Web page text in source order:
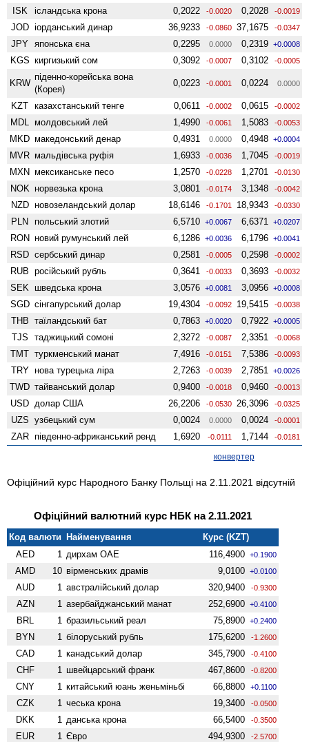
ISK ісландська крона 0,2022 -0.0020 0,2028 -0.0019
JOD іорданський динар 36,9233 -0.0860 37,1675 -0.0347
JPY японська єна 0,2295 0.0000 0,2319 +0.0008
KGS киргизький сом 0,3092 -0.0007 0,3102 -0.0005
KRW
піденно-корейська вона
(Корея)
0,0223 -0.0001 0,0224 0.0000
KZT казахстанський тенге 0,0611 -0.0002 0,0615 -0.0002
MDL молдовський лей 1,4990 -0.0061 1,5083 -0.0053
MKD македонський денар 0,4931 0.0000 0,4948 +0.0004
MVR мальдівська руфія 1,6933 -0.0036 1,7045 -0.0019
MXN мексиканське песо 1,2570 -0.0228 1,2701 -0.0130
NOK норвезька крона 3,0801 -0.0174 3,1348 -0.0042
NZD ново­зеландський долар 18,6146 -0.1701 18,9343 -0.0330
PLN польський злотий 6,5710 +0.0067 6,6371 +0.0207
RON новий румунський лей 6,1286 +0.0036 6,1796 +0.0041
RSD сербський динар 0,2581 -0.0005 0,2598 -0.0002
RUB російський рубль 0,3641 -0.0033 0,3693 -0.0032
SEK шведська крона 3,0576 +0.0081 3,0956 +0.0008
SGD сінгапурський долар 19,4304 -0.0092 19,5415 -0.0038
THB таїландський бат 0,7863 +0.0020 0,7922 +0.0005
TJS таджицький сомоні 2,3272 -0.0087 2,3351 -0.0068
TMT туркменський манат 7,4916 -0.0151 7,5386 -0.0093
TRY нова турецька ліра 2,7263 -0.0039 2,7851 +0.0026
TWD тайванський долар 0,9400 -0.0018 0,9460 -0.0013
USD долар США 26,2206 -0.0530 26,3096 -0.0325
UZS узбецький сум 0,0024 0.0000 0,0024 -0.0001
ZAR південно-африканський ренд 1,6920 -0.0111 1,7144 -0.0181
конвертер
Офіційний курс Народного Банку Польщі на 2.11.2021 відсутній
Офіційний валютний курс НБК на 2.11.2021
Код валюти Найменування
Курс (KZT)
AED
1 дирхам ОАЕ 116,4900 +0.1900
AMD 10 вiрменських драмів 9,0100 +0.0100
AUD 1 австралійський долар 320,9400 -0.9300
AZN 1 азербайджанський манат 252,6900 +0.4100
BRL 1 бразильський реал 75,8900 +0.2400
BYN 1 білоруський рубль 175,6200 -1.2600
CAD 1 канадський долар 345,7900 -0.4100
CHF 1 швейцарський франк 467,8600 -0.8200
CNY 1 китайський юань женьмiньбi 66,8800 +0.1100
CZK 1 чеська крона 19,3400 -0.0500
DKK 1 данська крона 66,5400 -0.3500
EUR 1 Євро 494,9300 -2.5700